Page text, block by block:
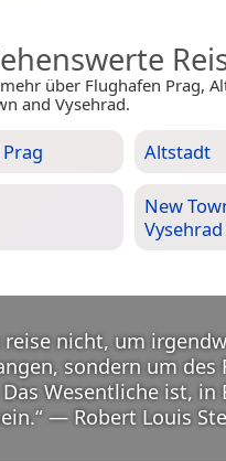
über Flughafen Prag,
and Vysehrad.
Altstadt
New
Vysehrad
reise nicht, um
sondern um des
Wesentliche ist, in
“ — Robert Louis